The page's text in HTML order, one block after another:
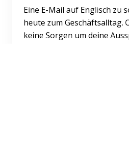
Eine E-Mail auf Englisch zu
heute zum Geschäftsalltag.
keine Sorgen um deine